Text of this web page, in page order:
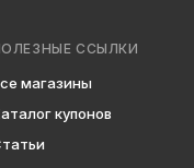
ССЫЛКИ
магазины
купонов